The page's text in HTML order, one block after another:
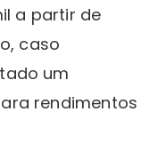
a partir de
caso
um
rendimentos